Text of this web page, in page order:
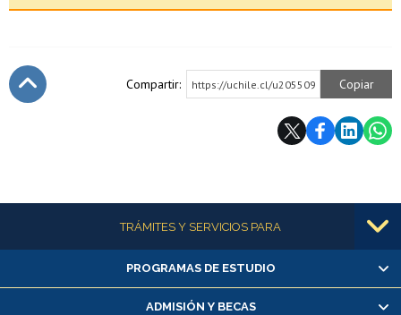
Compartir: https://uchile.cl/u205509 Copiar
Más informaciónTRÁMITES Y SERVICIOS PARA
Alumnas/os y exalumnas/os
Matrícula en línea
PROGRAMAS DE ESTUDIO
ADMISIÓN Y BECAS